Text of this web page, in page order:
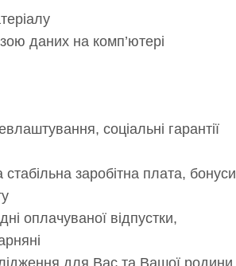
даних на комп’ютері
соціальні гарантії
стабільна заробітна плата, бонуси
оплачуваної відпустки,
для Вас та Вашої родини